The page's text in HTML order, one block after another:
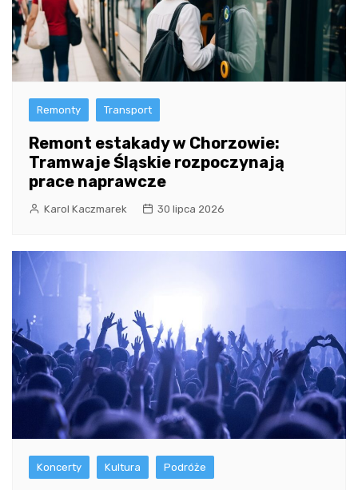
Remonty Transport
Remont estakady w Chorzowie:
Tramwaje Śląskie rozpoczynają
prace naprawcze
Karol Kaczmarek 30 lipca 2026
Koncerty Kultura Podróże